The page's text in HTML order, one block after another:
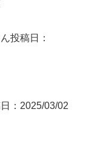
投稿日：
：2025/03/02